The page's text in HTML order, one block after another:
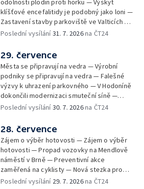
odolnosti plodin proti horku — Výskyt
klíšťové encefalitidy je podobný jako loni —
Zastavení stavby parkoviště ve Valticích —
Spor o lokalitu lesa v Rožnově pod
organismus — Kybernetický incident na
Masarykově univerzitě — Slavnostní
vyřazení absolventů Univerzity obran —
Letní kurzy umění pro mladé — Mobilní
kurníky pomáhají na poli
Poslední vysílání31. 7. 2026na ČT24
29. července
Města se připravují na vedra — Výrobní
podniky se připravují na vedra — Falešné
výzvy k uhrazení parkovného — V Hodoníně
dokončili modernizaci smuteční síně —
Chybějící toalety u dětských hřišť —
bývalého nákupního domu Letná — Končí 52.
ročník Letní filmové školy — 3. ročník
komunitní akce Stůl ve středu — Cesta na
podporu paliativní péče
Poslední vysílání30. 7. 2026na ČT24
28. července
Zájem o výběr hotovosti — Zájem o výběr
hotovosti — Propad vozovky na Mendlově
náměstí v Brně — Preventivní akce
zaměřená na cyklisty — Nová stezka pro
cyklisty na Zlínsku — Letecká linka mezi
Poslední vysílání 29. 7. 2026na ČT24